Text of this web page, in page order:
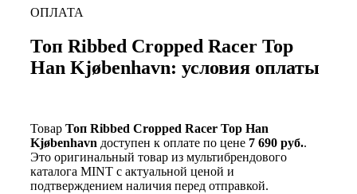
ОПЛАТА
Топ Ribbed Cropped Racer Top
Han Kjøbenhavn: условия оплаты
Товар Топ Ribbed Cropped Racer Top Han
Kjøbenhavn доступен к оплате по цене 7 690 руб..
Это оригинальный товар из мультибрендового
каталога MINT с актуальной ценой и
подтверждением наличия перед отправкой.